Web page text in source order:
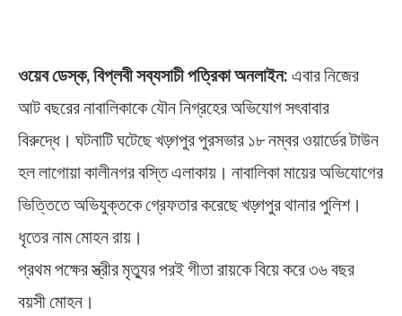
ওয়েব ডেস্ক, বিপ্লবী সব্যসাচী পত্রিকা অনলাইন: এবার নিজের
আট বছরের নাবালিকাকে যৌন নিগ্রহের অভিযোগ সৎবাবার
বিরুদ্ধে। ঘটনাটি ঘটেছে খড়্গপুর পুরসভার ১৮ নম্বর ওয়ার্ডের টাউন
হল লাগোয়া কালীনগর বস্তি এলাকায়। নাবালিকা মায়ের অভিযোগের
ভিত্তিতে অভিযুক্তকে গ্রেফতার করেছে খড়্গপুর থানার পুলিশ।
ধৃতের নাম মোহন রায়।
প্রথম পক্ষের স্ত্রীর মৃত্যুর পরই গীতা রায়কে বিয়ে করে ৩৬ বছর
বয়সী মোহন।